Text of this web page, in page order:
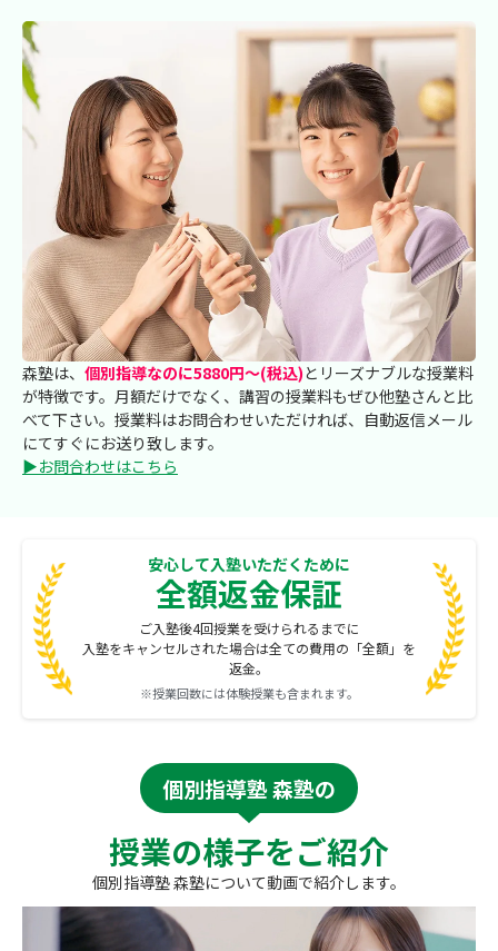
森塾は、 個別指導なのに5880円～(税込)とリーズナブルな授業料
が特徴です。月額だけでなく、講習の授業料もぜひ他塾さんと比
べて下さい。授業料はお問合わせいただければ、自動返信メール
にてすぐにお送り致します。
▶お問合わせはこちら
安心して入塾いただくために
全額返金保証
ご入塾後4回授業を受けられるまでに
入塾をキャンセルされた場合は全ての費用の「全額」を
返金。
※授業回数には体験授業も含まれます。
個別指導塾 森塾の
授業の様子をご紹介
個別指導塾 森塾について動画で紹介します。